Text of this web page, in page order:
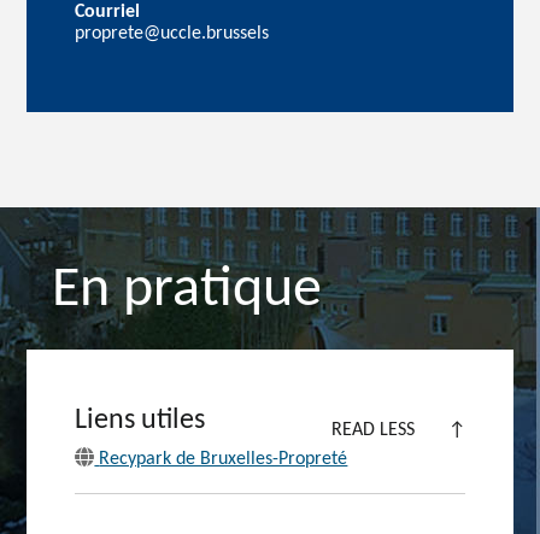
Courriel
proprete@uccle.brussels
En pratique
Liens utiles READ LESS
↑
Recypark de Bruxelles-Propreté